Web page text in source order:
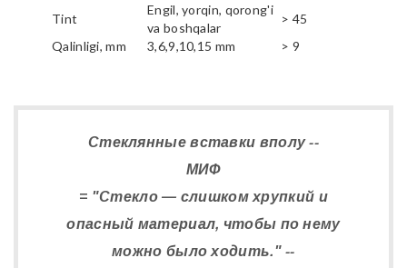
Tint
Engil, yorqin, qorong'i
va boshqalar
> 45
Qalinligi, mm
3,6,9,10,15 mm > 9
Стеклянные вставки вполу --
МИФ
= "Стекло — слишком хрупкий и
опасный материал, чтобы по нему
можно было ходить." --